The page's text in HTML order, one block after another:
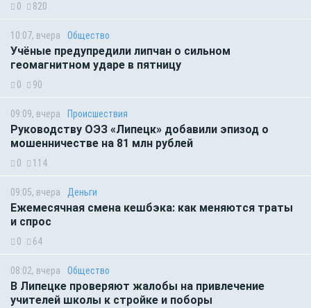
0 820
10:07, вчера Общество
Учёные предупредили липчан о сильном
геомагнитном ударе в пятницу
0 90
09:09, вчера Происшествия
Руководству ОЭЗ «Липецк» добавили эпизод о
мошенничестве на 81 млн рублей
0 114
09:05, вчера Деньги
Ежемесячная смена кешбэка: как меняются траты
и спрос
0 64
08:02, вчера Общество
В Липецке проверяют жалобы на привлечение
учителей школы к стройке и поборы